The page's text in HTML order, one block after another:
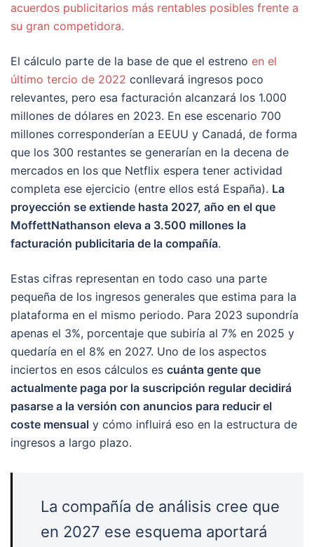
acuerdos publicitarios más rentables posibles frente a
su gran competidora.
El cálculo parte de la base de que el estreno en el
último tercio de 2022 conllevará ingresos poco
relevantes, pero esa facturación alcanzará los 1.000
millones de dólares en 2023. En ese escenario 700
millones corresponderían a EEUU y Canadá, de forma
que los 300 restantes se generarían en la decena de
mercados en los que Netflix espera tener actividad
completa ese ejercicio (entre ellos está España). La
proyección se extiende hasta 2027, año en el que
MoffettNathanson eleva a 3.500 millones la
facturación publicitaria de la compañía.
Estas cifras representan en todo caso una parte
pequeña de los ingresos generales que estima para la
plataforma en el mismo periodo. Para 2023 supondría
apenas el 3%, porcentaje que subiría al 7% en 2025 y
quedaría en el 8% en 2027. Uno de los aspectos
inciertos en esos cálculos es cuánta gente que
actualmente paga por la suscripción regular decidirá
pasarse a la versión con anuncios para reducir el
coste mensual y cómo influirá eso en la estructura de
ingresos a largo plazo.
La compañía de análisis cree que
en 2027 ese esquema aportará